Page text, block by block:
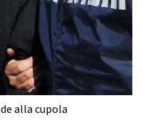
alla cupola